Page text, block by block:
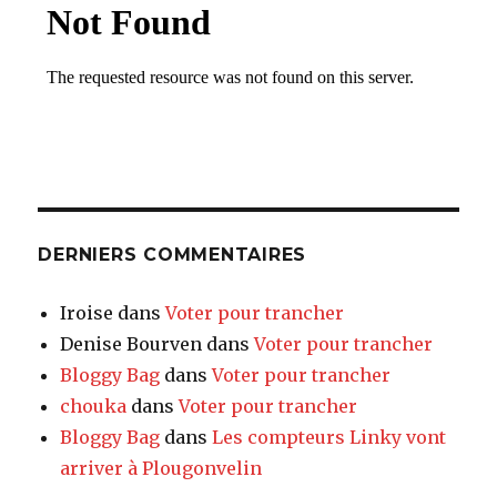
DERNIERS COMMENTAIRES
Iroise dansVoter pour trancher
Denise Bourven dansVoter pour trancher
Bloggy Bag dansVoter pour trancher
chouka dansVoter pour trancher
Bloggy Bag dansLes compteurs Linky vont
arriver à Plougonvelin